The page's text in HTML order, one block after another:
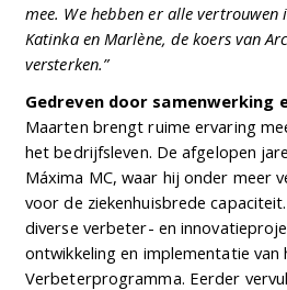
mee. We hebben er alle
Katinka en Marlène, de koers van
versterken.”
Gedreven door samenwerking
Maarten brengt ruime ervaring
het bedrijfsleven. De afgelopen
Máxima MC, waar hij onder meer
voor de ziekenhuisbrede
diverse verbeter- en
ontwikkeling en implementatie van
Verbeterprogramma. Eerder